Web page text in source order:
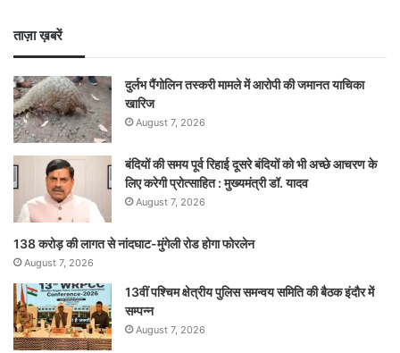
ताज़ा ख़बरें
दुर्लभ पैंगोलिन तस्करी मामले में आरोपी की जमानत याचिका
खारिज
August 7, 2026
बंदियों की समय पूर्व रिहाई दूसरे बंदियों को भी अच्छे आचरण के
लिए करेगी प्रोत्साहित : मुख्यमंत्री डॉ. यादव
August 7, 2026
138 करोड़ की लागत से नांदघाट-मुंगेली रोड होगा फोरलेन
August 7, 2026
13वीं पश्चिम क्षेत्रीय पुलिस समन्वय समिति की बैठक इंदौर में
सम्पन्न
August 7, 2026